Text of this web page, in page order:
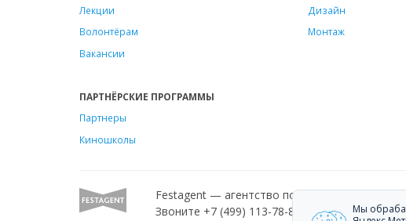
Лекции
Волонтёрам
Вакансии
ПАРТНЁРСКИЕ ПРОГРАММЫ
Партнеры
Киношколы
Дизайн
Монтаж
Festagent — агентство по продвижению
Звоните +7 (499) 113-78-80 или пишите
Мы